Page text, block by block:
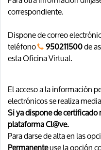
correspondiente.
Dispone de correo
teléfono 950211500de
esta Oficina Virtual.
El acceso a la información
electrónicos se realiza
Si ya dispone de certificado
plataforma Cl@ve.
Para darse de alta en las